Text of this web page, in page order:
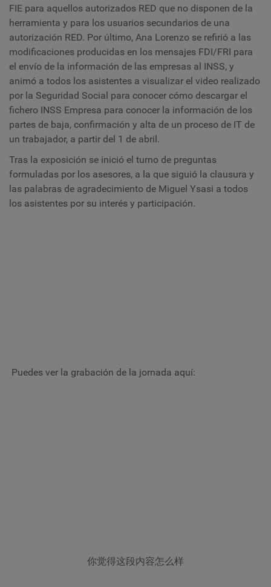
FIE para aquellos autorizados RED que no disponen de la
herramienta y para los usuarios secundarios de una
autorización RED. Por último, Ana Lorenzo se refirió a las
modificaciones producidas en los mensajes FDI/FRI para
el envío de la información de las empresas al INSS, y
animó a todos los asistentes a visualizar el video realizado
por la Seguridad Social para conocer cómo descargar el
fichero INSS Empresa para conocer la información de los
partes de baja, confirmación y alta de un proceso de IT de
un trabajador, a partir del 1 de abril.
Tras la exposición se inició el turno de preguntas
formuladas por los asesores, a la que siguió la clausura y
las palabras de agradecimiento de Miguel Ysasi a todos
los asistentes por su interés y participación.
Puedes ver la grabación de la jornada aquí:
你觉得这段内容怎么样